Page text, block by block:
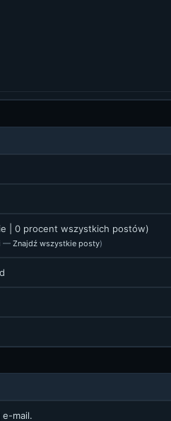
| 0 procent wszystkich postów)
— Znajdź wszystkie posty)
e-mail.